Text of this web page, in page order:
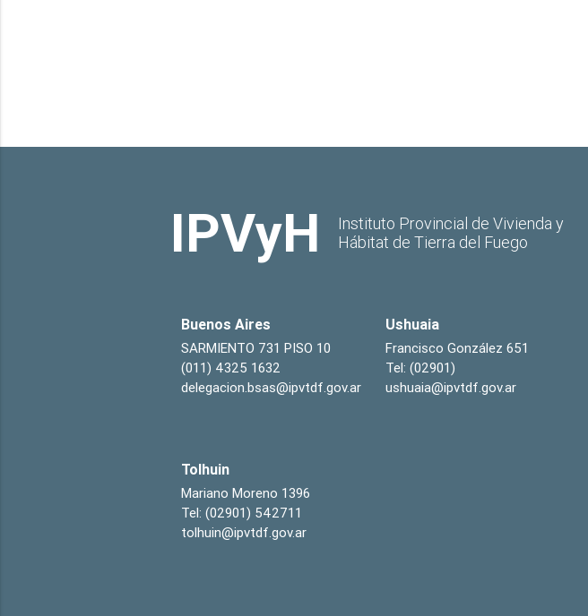
IPVyH
Instituto Provincial de Vivienda y
Hábitat de Tierra del Fuego
Buenos Aires
SARMIENTO 731 PISO 10
(011) 4325 1632
delegacion.bsas@ipvtdf.gov.ar
Ushuaia
Francisco González 651
Tel: (02901)
ushuaia@ipvtdf.gov.ar
Tolhuin
Mariano Moreno 1396
Tel: (02901) 542711
tolhuin@ipvtdf.gov.ar